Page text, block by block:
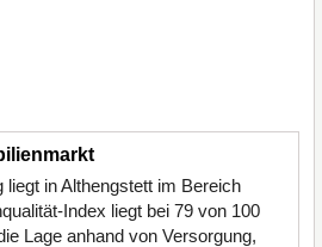
in Althengstett im Bereich
Index liegt bei 79 von 100
Lage anhand von Versorgung,